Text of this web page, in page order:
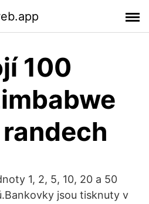
100
1, 2, 5, 10, 20 a 50
jsou tisknuty v